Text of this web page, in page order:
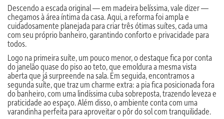
Descendo a escada original — em madeira belíssima, vale dizer —
chegamos à área íntima da casa. Aqui, a reforma foi ampla e
cuidadosamente planejada para criar três ótimas suítes, cada uma
com seu próprio banheiro, garantindo conforto e privacidade para
todos.
Logo na primeira suíte, um pouco menor, o destaque fica por conta
do janelão quase do piso ao teto, que emoldura a mesma vista
aberta que já surpreende na sala. Em seguida, encontramos a
segunda suíte, que traz um charme extra: a pia fica posicionada fora
do banheiro, com uma lindíssima cuba sobreposta, trazendo leveza e
praticidade ao espaço. Além disso, o ambiente conta com uma
varandinha perfeita para aproveitar o pôr do sol com tranquilidade.